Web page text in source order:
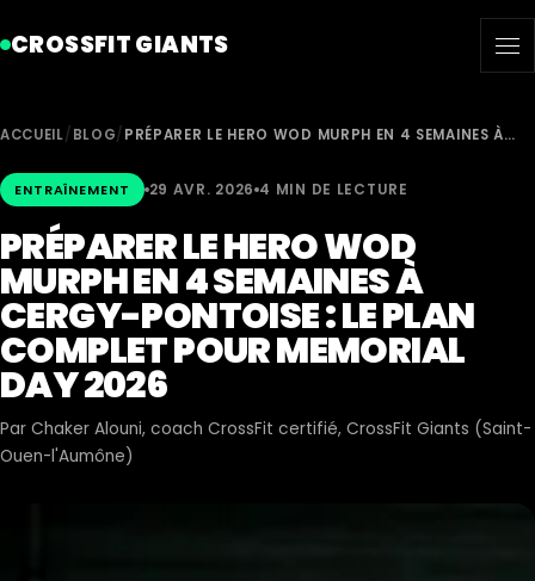
CROSSFIT GIANTS
ACCUEIL/ BLOG/ PRÉPARER LE HERO WOD MURPH EN 4 SEMAINES À…
ENTRAÎNEMENT 29 AVR. 2026 4 MIN DE LECTURE
PRÉPARER LE HERO WOD
MURPH EN 4 SEMAINES À
CERGY-PONTOISE : LE PLAN
COMPLET POUR MEMORIAL
DAY 2026
Par Chaker Alouni, coach CrossFit certifié, CrossFit Giants (Saint-
Ouen-l'Aumône)